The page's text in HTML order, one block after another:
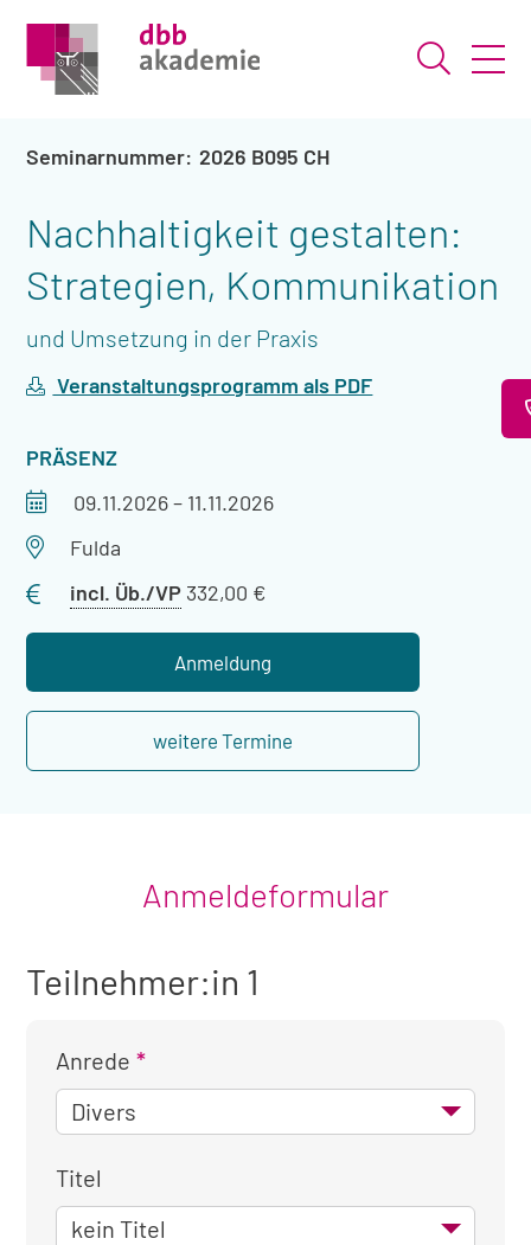
Suche
2026 B095 CH
Nachhaltigkeit gestalten:
Strategien, Kommunikation
und Umsetzung in der Praxis
Veranstaltungsprogramm als PDF
VERANSTALTUNGSART
PRÄSENZ
Veranstaltungszeitraum
09.11.2026– 11.11.2026
Veranstaltungsort
Fulda
incl. Üb./VP Preis
Übernachtung
332,00 €
Anmeldung
weitere Termine
Anmeldeformular
Teilnehmer:in 1
Anrede
Titel